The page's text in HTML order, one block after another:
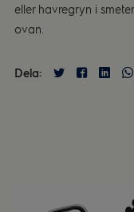
eller havregryn i
ovan.
Dela: